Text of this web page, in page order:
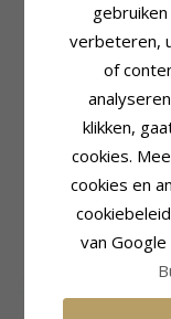
10 mm kranz en
margriet ring in
sterlingzilver witte
CHANTI prijs
verbeteren,
of
klikken,
cookies.
cookies en
van